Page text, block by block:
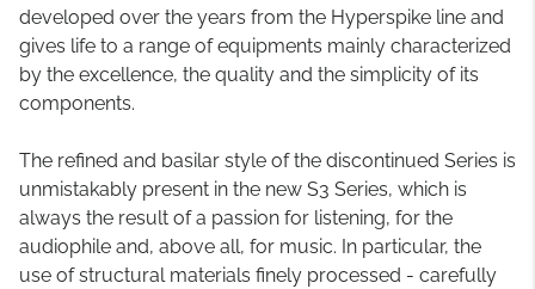
developed over the years from the Hyperspike line and
gives life to a range of equipments mainly characterized
by the excellence, the quality and the simplicity of its
components.
The refined and basilar style of the discontinued Series is
unmistakably present in the new S3 Series, which is
always the result of a passion for listening, for the
audiophile and, above all, for music. In particular, the
use of structural materials finely processed - carefully